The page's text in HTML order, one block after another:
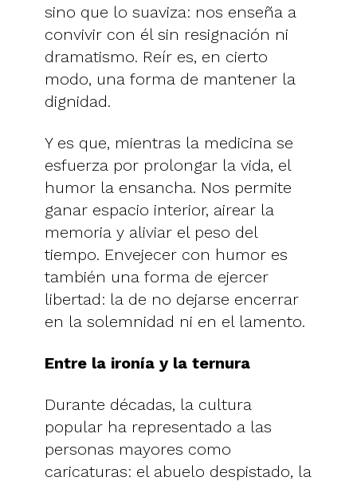
sino que lo suaviza: nos enseña a
convivir con él sin resignación ni
dramatismo. Reír es, en cierto
modo, una forma de mantener la
dignidad.
Y es que, mientras la medicina se
esfuerza por prolongar la vida, el
humor la ensancha. Nos permite
ganar espacio interior, airear la
memoria y aliviar el peso del
tiempo. Envejecer con humor es
también una forma de ejercer
libertad: la de no dejarse encerrar
en la solemnidad ni en el lamento.
Entre la ironía y la ternura
Durante décadas, la cultura
popular ha representado a las
personas mayores como
caricaturas: el abuelo despistado, la